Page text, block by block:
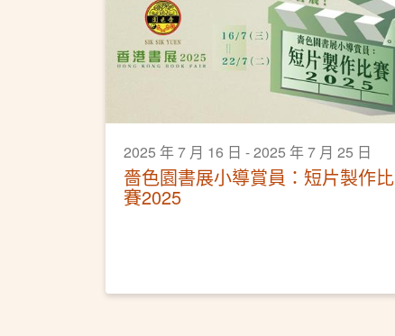
2025 年 7 月 16 日 - 2025 年 7 月 25 日
嗇色園書展小導賞員：短片製作比
賽2025